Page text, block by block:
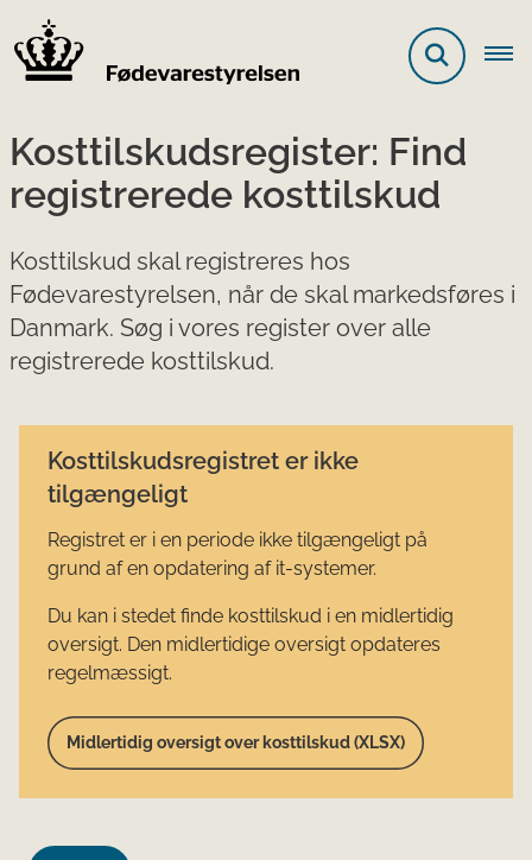
Kosttilskudsregister: Find
registrerede kosttilskud
Kosttilskud skal registreres hos
Fødevarestyrelsen, når de skal markedsføres i
Danmark. Søg i vores register over alle
registrerede kosttilskud.
Kosttilskudsregistret er ikke
tilgængeligt
Registret er i en periode ikke tilgængeligt på
grund af en opdatering af it-systemer.
Du kan i stedet finde kosttilskud i en midlertidig
oversigt. Den midlertidige oversigt opdateres
regelmæssigt.
Midlertidig oversigt over kosttilskud (XLSX)